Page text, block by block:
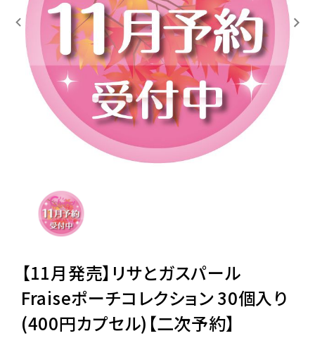
カプセルトイ
販促用空カプセル
レンタル
景品・玩具・文具
販促用カプセルトイ
ご利用ガイド
06-6282-7659
【11月発売】リサとガスパール
Fraiseポーチコレクション 30個入り
(400円カプセル)【二次予約】